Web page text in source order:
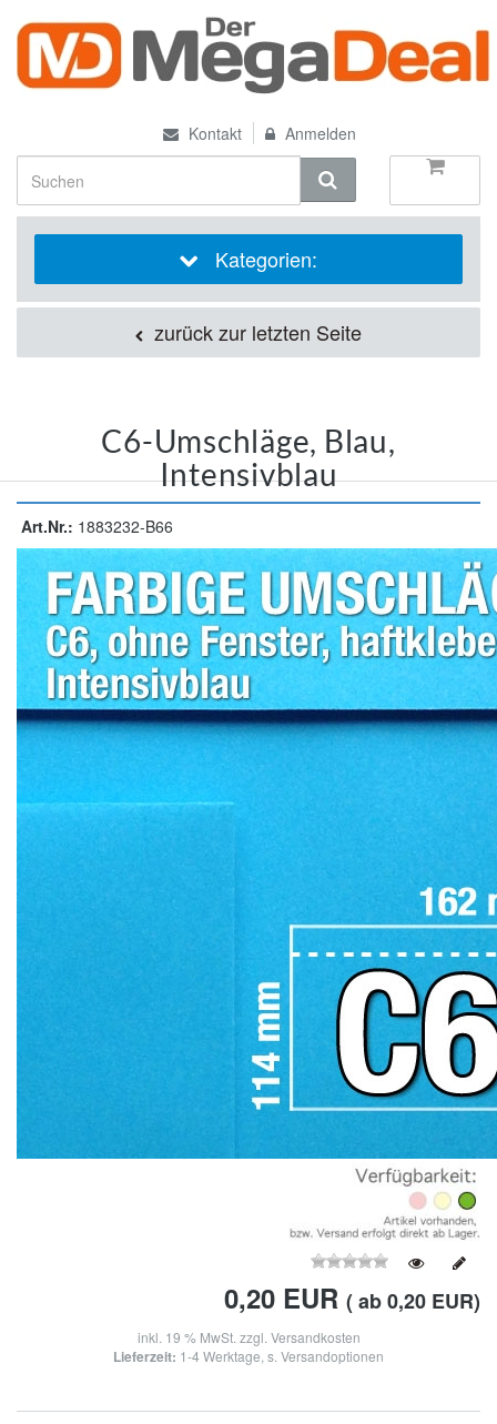
Kontakt Anmelden
Kategorien:
zurück zur letzten Seite
C6-Umschläge, Blau,
Intensivblau
Art.Nr.: 1883232-B66
0,20 EUR ( ab 0,20 EUR)
inkl. 19 % MwSt. zzgl. Versandkosten
Lieferzeit: 1-4 Werktage, s. Versandoptionen